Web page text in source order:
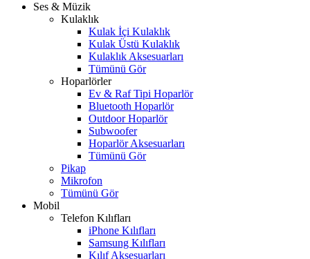
Ses & Müzik
Kulaklık
Kulak İçi Kulaklık
Kulak Üstü Kulaklık
Kulaklık Aksesuarları
Tümünü Gör
Hoparlörler
Ev & Raf Tipi Hoparlör
Bluetooth Hoparlör
Outdoor Hoparlör
Subwoofer
Hoparlör Aksesuarları
Tümünü Gör
Pikap
Mikrofon
Tümünü Gör
Mobil
Telefon Kılıfları
iPhone Kılıfları
Samsung Kılıfları
Kılıf Aksesuarları